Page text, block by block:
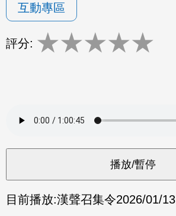
互動專區
評分: ★★★★★
目前播放:漢聲召集令2026/01/13